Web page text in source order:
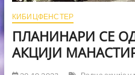
КИБИЦФЕНСТЕР
ПЛАНИНАРИ СЕ
АКЦИЈИ